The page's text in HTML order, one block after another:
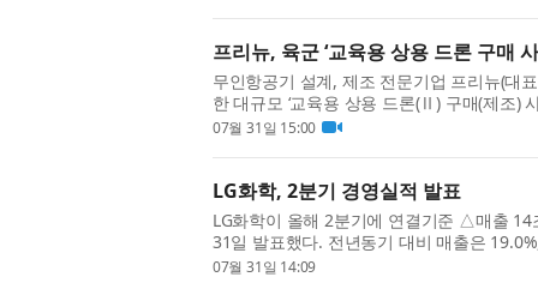
프리뉴, 육군 ‘교육용 상용 드론 구매
무인항공기 설계, 제조 전문기업 프리뉴(대
한 대규모 ‘교육용 상용 드론(Ⅱ) 구매(제조)
다고 31일 밝혔다. 이번 사업은 ...
07월 31일 15:00
LG화학, 2분기 경영실적 발표
LG화학이 올해 2분기에 연결기준 △매출
31일 발표했다. 전년동기 대비 매출은
비로는 매출이 15.8% 증가하고 영업이익은
07월 31일 14:09